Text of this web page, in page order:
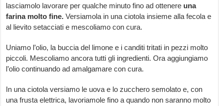
lasciamolo lavorare per qualche minuto fino ad ottenere una
farina molto fine. Versiamola in una ciotola insieme alla fecola e
al lievito setacciati e mescoliamo con cura.
Uniamo l’olio, la buccia del limone e i canditi tritati in pezzi molto
piccoli. Mescoliamo ancora tutti gli ingredienti. Ora aggiungiamo
l’olio continuando ad amalgamare con cura.
In una ciotola versiamo le uova e lo zucchero semolato e, con
una frusta elettrica, lavoriamole fino a quando non saranno molto